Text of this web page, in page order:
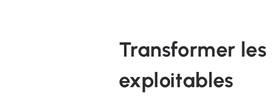
Transformer
exploitables